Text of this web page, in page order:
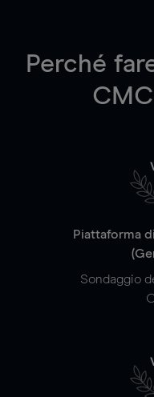
Perché
Piattaforma
Sondaggio